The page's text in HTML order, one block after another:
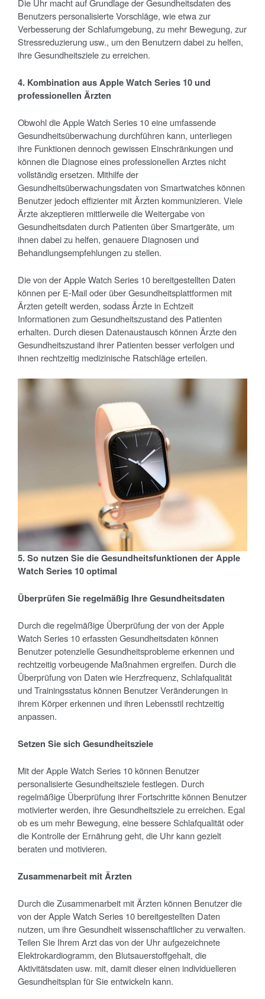
Benutzers personalisierte Vorschläge, wie etwa zur
Verbesserung der Schlafumgebung, zu mehr Bewegung, zur
Stressreduzierung usw., um den Benutzern dabei zu helfen,
ihre Gesundheitsziele zu erreichen.
4. Kombination aus Apple Watch Series 10 und
professionellen Ärzten
Obwohl die Apple Watch Series 10 eine umfassende
Gesundheitsüberwachung durchführen kann, unterliegen
ihre Funktionen dennoch gewissen Einschränkungen und
können die Diagnose eines professionellen Arztes nicht
vollständig ersetzen. Mithilfe der
Gesundheitsüberwachungsdaten von Smartwatches können
Benutzer jedoch effizienter mit Ärzten kommunizieren. Viele
Ärzte akzeptieren mittlerweile die Weitergabe von
Gesundheitsdaten durch Patienten über Smartgeräte, um
ihnen dabei zu helfen, genauere Diagnosen und
Behandlungsempfehlungen zu stellen.
Die von der Apple Watch Series 10 bereitgestellten Daten
können per E-Mail oder über Gesundheitsplattformen mit
Ärzten geteilt werden, sodass Ärzte in Echtzeit
Informationen zum Gesundheitszustand des Patienten
erhalten. Durch diesen Datenaustausch können Ärzte den
Gesundheitszustand ihrer Patienten besser verfolgen und
ihnen rechtzeitig medizinische Ratschläge erteilen.
5. So nutzen Sie die Gesundheitsfunktionen der Apple
Watch Series 10 optimal
Überprüfen Sie regelmäßig Ihre Gesundheitsdaten
Durch die regelmäßige Überprüfung der von der Apple
Watch Series 10 erfassten Gesundheitsdaten können
Benutzer potenzielle Gesundheitsprobleme erkennen und
rechtzeitig vorbeugende Maßnahmen ergreifen. Durch die
Überprüfung von Daten wie Herzfrequenz, Schlafqualität
und Trainingsstatus können Benutzer Veränderungen in
ihrem Körper erkennen und ihren Lebensstil rechtzeitig
anpassen.
Setzen Sie sich Gesundheitsziele
Mit der Apple Watch Series 10 können Benutzer
personalisierte Gesundheitsziele festlegen. Durch
regelmäßige Überprüfung ihrer Fortschritte können Benutzer
motivierter werden, ihre Gesundheitsziele zu erreichen. Egal
ob es um mehr Bewegung, eine bessere Schlafqualität oder
die Kontrolle der Ernährung geht, die Uhr kann gezielt
beraten und motivieren.
Zusammenarbeit mit Ärzten
Durch die Zusammenarbeit mit Ärzten können Benutzer die
von der Apple Watch Series 10 bereitgestellten Daten
nutzen, um ihre Gesundheit wissenschaftlicher zu verwalten.
Teilen Sie Ihrem Arzt das von der Uhr aufgezeichnete
Elektrokardiogramm, den Blutsauerstoffgehalt, die
Aktivitätsdaten usw. mit, damit dieser einen individuelleren
Gesundheitsplan für Sie entwickeln kann.